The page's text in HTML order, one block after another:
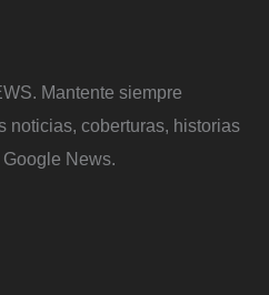
Mantente siempre
noticias, coberturas, historias
News.